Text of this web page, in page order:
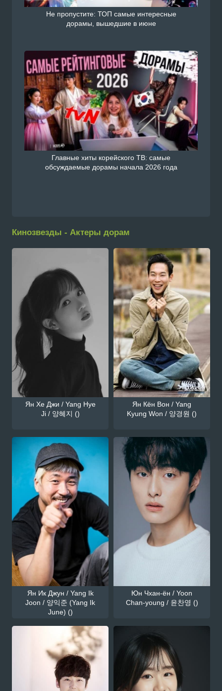
Не пропустите: ТОП самые интересные
дорамы, вышедшие в июне
Главные хиты корейского ТВ: самые
обсуждаемые дорамы начала 2026 года
Кинозвезды - Актеры дорам
Ян Хе Джи / Yang Hye
Ji / 양혜지 ()
Ян Кён Вон / Yang
Kyung Won / 양경원 ()
Ян Ик Джун / Yang Ik
Joon / 양익준 (Yang Ik
June) ()
Юн Чхан-ён / Yoon
Chan-young / 윤찬영 ()